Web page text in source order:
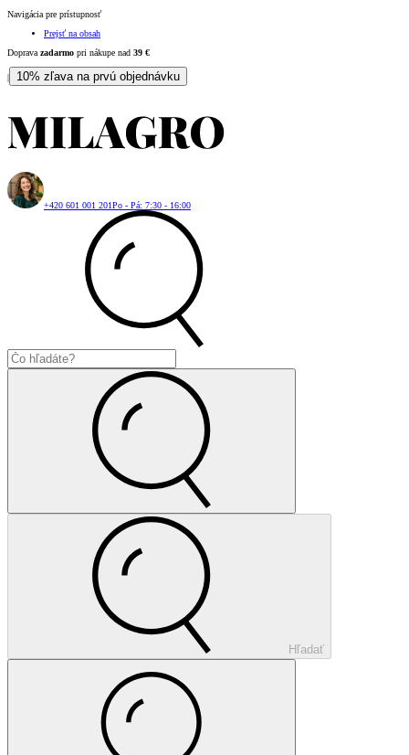
Navigácia pre prístupnosť
Prejsť na obsah
Doprava zadarmo pri nákupe nad 39 €
| 10% zľava na prvú objednávku
+420 601 001 201Po - Pá: 7:30 - 16:00
Hľadať